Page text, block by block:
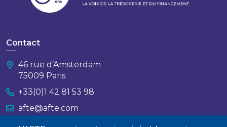
Contact
46 rue d’Amsterdam
75009 Paris
+33(0)1 42 81 53 98
afte@afte.com